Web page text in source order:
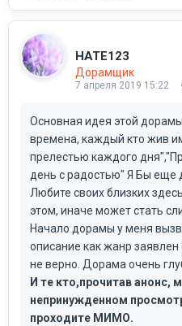
HATЕ123
Дорамщик
7 апреля 2019 15:22
Основная идея этой
времена, каждый кто жив
прелестью каждого
день с радостью" Я Бы еще
Любите своих близких
этом, иначе может стать
Начало дорамы у меня
описание как жанр
не верно. Дорама очень
И те кто,прочитав анонс,
непринужденном
проходите МИМО.